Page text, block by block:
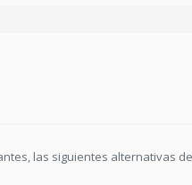
las siguientes alternativas